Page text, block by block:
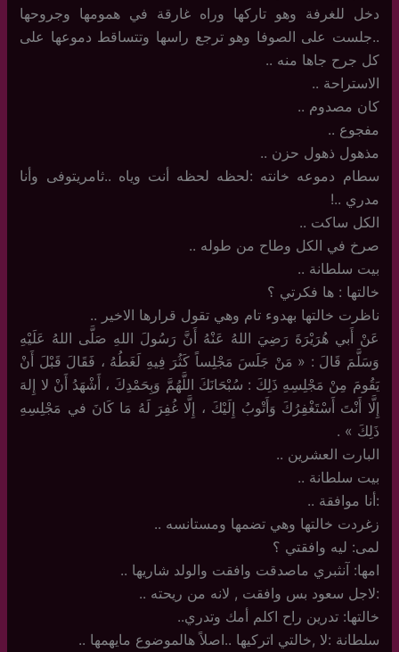
دخل للغرفة وهو تاركها وراه غارقة في همومها وجروحها
..جلست على الصوفا وهو ترجع راسها وتتساقط دموعها على
كل جرح جاها منه ..
الاستراحة ..
كان مصدوم ..
مفجوع ..
مذهول ذهول حزن ..
سطام دموعه خانته :لحظه لحظه أنت وياه ..ثامريتوفى وأنا
مدري ..!
الكل ساكت ..
صرخ في الكل وطاح من طوله ..
بيت سلطانة ..
خالتها : ها فكرتي ؟
ناظرت خالتها بهدوء تام وهي تقول قرارها الاخير ..
عَنْ أَبي هُرَيْرَةَ رَضِيَ اللهُ عَنْهُ أَنَّ رَسُولَ اللهِ صَلَّى اللهُ عَلَيْهِ
وَسَلَّمَ قَالَ : « مَنْ جَلَسَ مَجْلِساً كَثُرَ فِيهِ لَغَطُهُ ، فَقَالَ قَبْلَ أَنْ
يَقُومَ مِنْ مَجْلِسِهِ ذَلِكَ : سُبْحَانَكَ اللَّهُمَّ وَبِحَمْدِكَ ، أَشْهَدُ أَنْ لا إِلهَ
إِلَّا أَنْتَ أَسْتَغْفِرُكَ وَأَتْوبُ إِلَيْكَ ، إِلَّا غُفِرَ لَهُ مَا كَانَ في مَجْلِسِهِ
ذَلِكَ » .
البارت العشرين ..
بيت سلطانة ..
:أنا موافقة ..
زغردت خالتها وهي تضمها ومستانسه ..
لمى: ليه وافقتي ؟
امها: آنثبري ماصدقت وافقت والولد شاريها ..
:لاجل سعود بس وافقت , لانه من ريحته ..
خالتها: تدرين راح اكلم أمك وتدري..
سلطانة :لا ,خالتي اتركيها ..اصلاً هالموضوع مايهمها ..